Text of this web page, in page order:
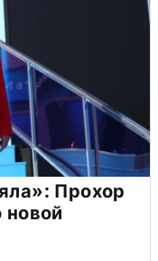
Прохор
новой